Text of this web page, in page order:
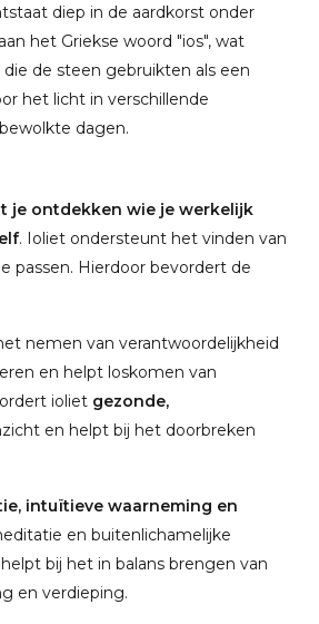
diep in de aardkorst onder
het Griekse woord "ios", wat
de steen gebruikten als een
het licht in verschillende
dagen.
je ontdekken wie je werkelijk
. Ioliet ondersteunt het vinden van
passen. Hierdoor bevordert de
nemen van verantwoordelijkheid
en helpt loskomen van
ioliet gezonde,
en helpt bij het doorbreken
intuïtieve waarneming en
en buitenlichamelijke
bij het in balans brengen van
en verdieping.